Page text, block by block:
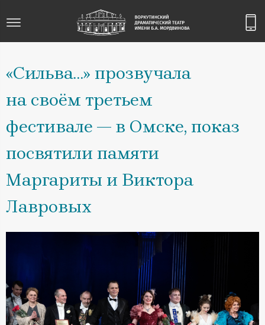
«Сильва…» прозвучала
на своём третьем
фестивале — в Омске, показ
посвятили памяти
Маргариты и Виктора
Лавровых